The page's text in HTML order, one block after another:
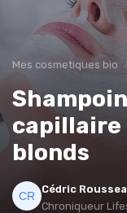
Mes cosmetiques bio
capillaire
blonds
Cédric
Chroniqueur